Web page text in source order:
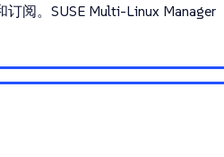
阅。SUSE Multi-Linux Manager